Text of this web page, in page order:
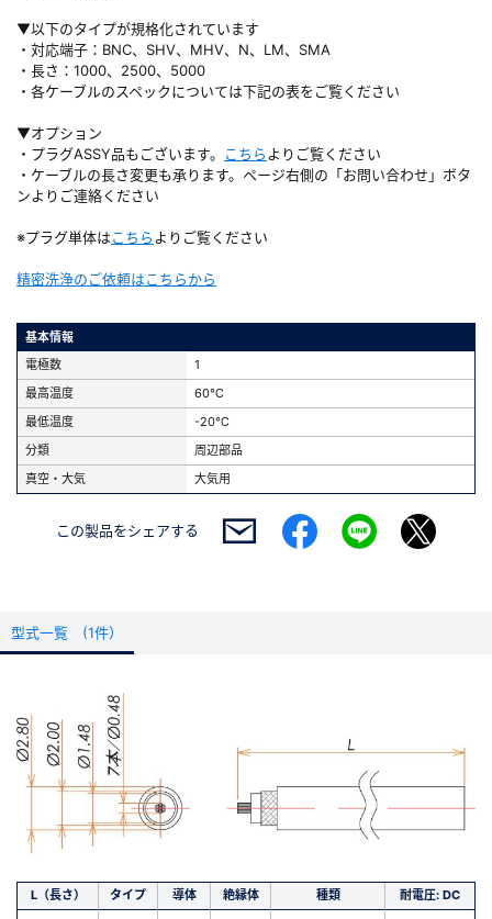
▼以下のタイプが規格化されています
・対応端子：BNC、SHV、MHV、N、LM、SMA
・長さ：1000、2500、5000
・各ケーブルのスペックについては下記の表をご覧ください
▼オプション
・プラグASSY品もございます。
こちらよりご覧ください
・ケーブルの長さ変更も承ります。ページ右側の「お問い合わせ」ボタ
ンよりご連絡ください
※プラグ単体はこちらよりご覧ください
精密洗浄のご依頼はこちらから
基本情報
電極数
1
最高温度
60℃
最低温度
-20℃
分類
周辺部品
真空・大気
大気用
この製品をシェアする
型式一覧 (1件）
L（長さ） タイプ 導体 絶縁体 種類 耐電圧: DC